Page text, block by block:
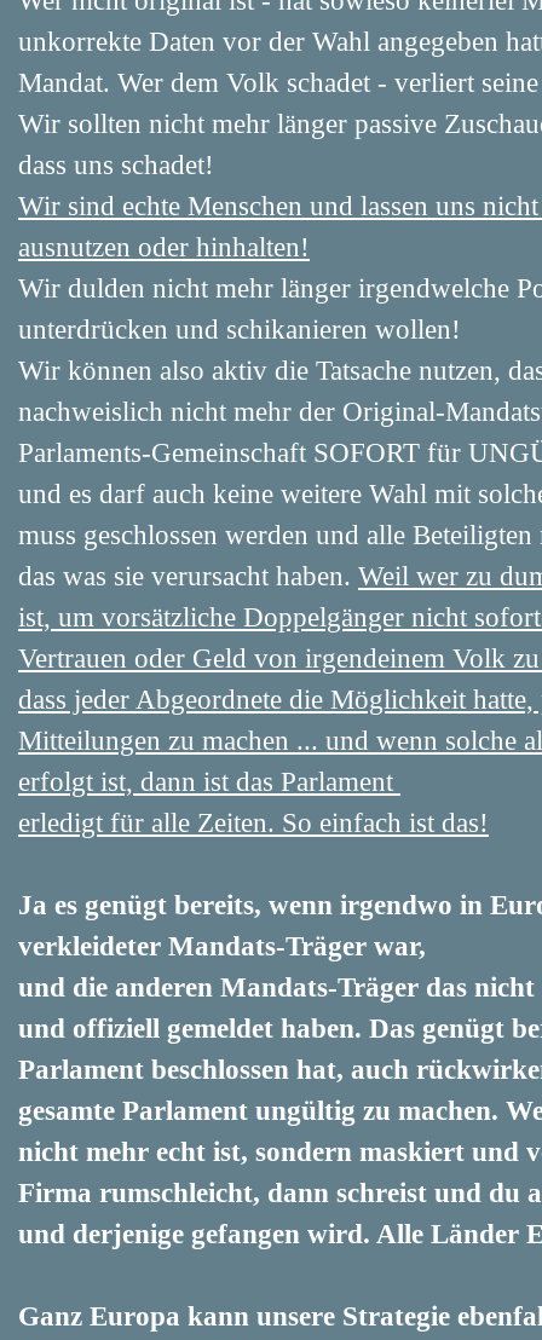
unkorrekte Daten vor der Wahl angegeben
Mandat. Wer dem Volk schadet - verliert
Wir sollten nicht mehr länger passive
dass uns schadet!
Wir sind echte Menschen und lassen uns
ausnutzen oder hinhalten!
Wir dulden nicht mehr länger irgendwelche
unterdrücken und schikanieren wollen!
Wir können also aktiv die Tatsache nutzen,
nachweislich nicht mehr der Original-
Parlaments-Gemeinschaft SOFORT für
und es darf auch keine weitere Wahl mit
muss geschlossen werden und alle
das was sie verursacht haben. Weil wer zu
ist, um vorsätzliche Doppelgänger nicht
Vertrauen oder Geld von irgendeinem Volk
dass jeder Abgeordnete die Möglichkeit
Mitteilungen zu machen ... und wenn solche
erfolgt ist, dann ist das Parlament
erledigt für alle Zeiten. So einfach ist das!
Ja es genügt bereits, wenn irgendwo in
verkleideter Mandats-Träger war,
und die anderen Mandats-Träger das
und offiziell gemeldet haben. Das genügt
Parlament beschlossen hat, auch
gesamte Parlament ungültig zu machen.
nicht mehr echt ist, sondern maskiert und
Firma rumschleicht, dann schreist und du
und derjenige gefangen wird. Alle Länder
Ganz Europa kann unsere Strategie